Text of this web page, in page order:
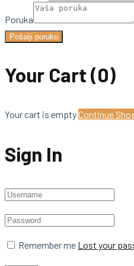
Poruka
Pošalji poruku
Your Cart (0)
Your cart is emptyContinue
Sign In
Remember me Lost your